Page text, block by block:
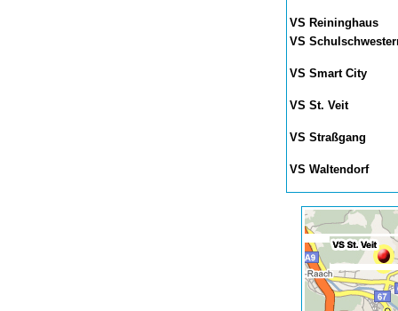
VS Reininghaus
VS
VS Smart City
VS St. Veit
VS Straßgang
VS Waltendorf